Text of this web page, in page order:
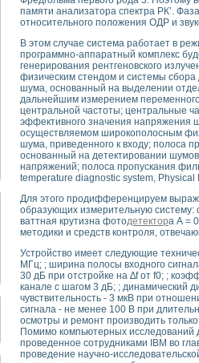
инструментов
элементной базы машин
module для моделирования
скорости подвижного состава для
исследований в
Nl SCXI для ультразвуковых
сварных швов
зрения в составе системы
системы для лабораторных испытаний
комплекс аппаратуры для определения
процессов ДВС в динамических
систем передачи данных
для исследования АЧХ и ФЧХ
для исследования параметров
операционных усилителей с
на основе цифровой обработки
выравнивания электрических каналов
компенсации эхо-сигналов
математического моделирования
измерителя ВАХ фотоэлементов
генератора сигналов - имитатора
исследование линейных
модуля с высоким разрешением
памяти анализатора спектра РК’.
относительного положения ОДР и
В этом случае система работает в
программно-аппаратный комплекс
генерирования рентгеновского
физическим стендом и системы сбора
шума, основанный на выделении
дальнейшим измерением
центральной частоты; центральные
эффективного значения напряжения
осуществляемом широкополосным
шума, приведенного к входу; полоса
основанный на детектировании
напряжений; полоса пропускания
temperature diagnostic system,
Для этого продифференцируем
образующих измерительную систему:
ваттная крутизна фотодетектора А =
методики и средств контроля,
Устройство имеет следующие
МГц; ; ширина полосы входного
30 дБ при отстройке на ∆f от f0; ;
канале с шагом 3 дБ; ; динамический
чувствительность - 3 мкВ при
сигнала - не менее 100 В при
осмотры и ремонт производить
Помимо компьютерных исследований
проведенное сотрудниками IBM во
проведение научно-